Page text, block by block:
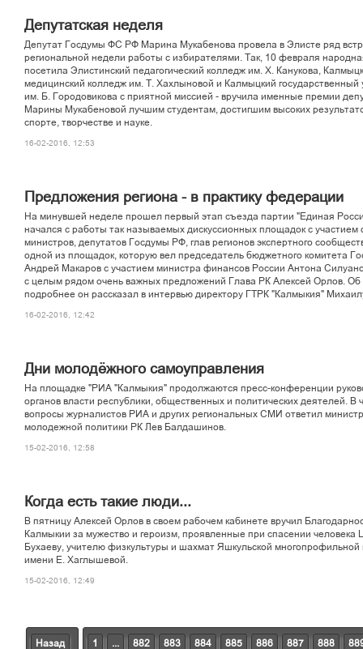
Депутатская неделя
Депутат Госдумы ФС РФ Марина Мукабенова провела в Элисте ряд
региональной недели работы с избирателями. Так, 10 февраля
посетила Элистинский педагогический колледж им. X. Канукова,
медицинский колледж им. Т. Хахлыновой и Калмыцкий государственный
им. Б. Городовикова с приятной миссией - вручила именные премии
Марины Мукабеновой лучшим студентам, достигшим высоких
спорте, творчестве и науке.
16-02-2016, 12:53
Предложения региона - в практику федерации
На минувшей неделе прошел первый этап съезда партии "Единая
начался с работы так называемых дискуссионных площадок с
министров, депутатов Госдумы РФ, глав регионов экспертного
одной из площадок, которую вел председатель бюджетного комитета
Андрей Макаров с участием министра финансов России Антона
с целым рядом очень важных предложений Глава РК Алексей Орлов. Об
подробнее он рассказал в интервью директору ГТРК "Калмыкия"
16-02-2016, 12:42
Дни молодёжного самоуправления
На площадке "РИА "Калмыкия" продолжаются пресс-конференции
органов власти республики, общественных и политических деятелей. В
вопросы журналистов РИА и других региональных СМИ ответил
молодежной политики РК Лев Балдашинов.
15-02-2016, 12:58
Когда есть такие люди...
В пятницу Алексей Орлов в своем рабочем кабинете вручил
Калмыкии за мужество и героизм, проявленные при спасении человека
Бухаеву, учителю физкультуры и шахмат Яшкульской многопрофильной
имени Е. Хаглышевой.
15-02-2016, 12:49
Назад 1 ... 882 883 884 885 886 887 888